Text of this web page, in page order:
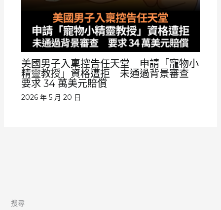
美國男子入稟控告任天堂 申請「寵物小
精靈教授」資格遭拒 未通過背景審查
要求 34 萬美元賠償
2026 年 5 月 20 日
搜尋